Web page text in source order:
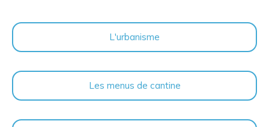
L'urbanisme
Les menus de cantine